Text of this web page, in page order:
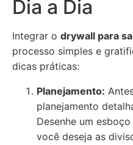
Dia a Dia
Integrar o drywall para
processo simples e
dicas práticas:
Planejamento:
planejamento
Desenhe um
você deseja as